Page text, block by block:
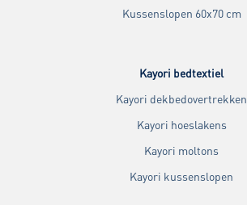
Kussenslopen 60x70 cm
Kayori bedtextiel
Kayori dekbedovertrekken
Kayori hoeslakens
Kayori moltons
Kayori kussenslopen